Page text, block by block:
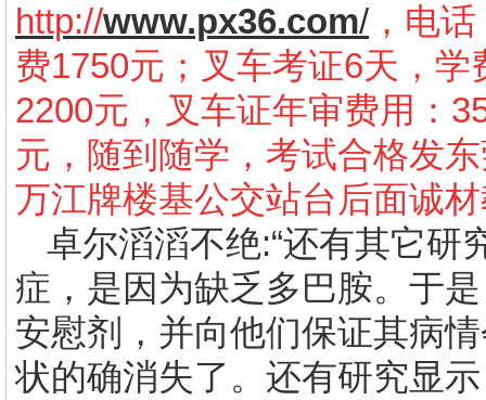
http://www.px36.com/ ，电
费1750元；叉车考证6天，
2200元，叉车证年审费用：
元，随到随学，考试合格发
万江牌楼基公交站台后面诚
卓尔滔滔不绝:“还有其它研
症，是因为缺乏多巴胺。于
安慰剂，并向他们保证其病
状的确消失了。还有研究显